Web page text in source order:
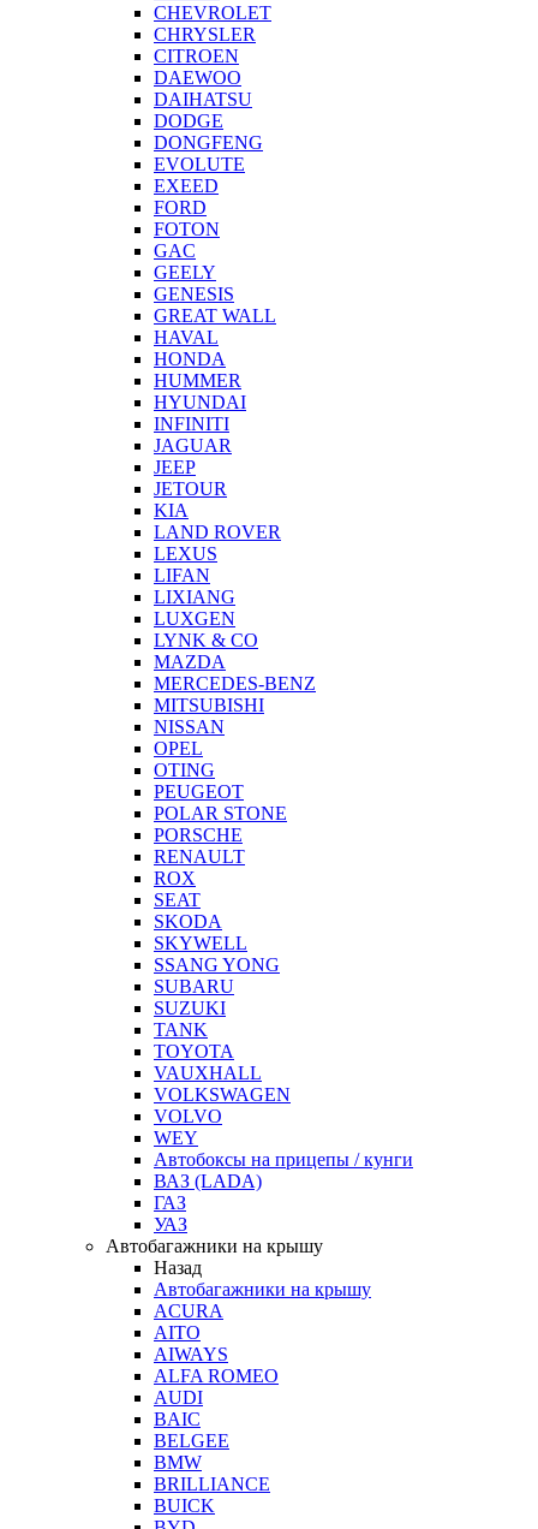
CHEVROLET
CHRYSLER
CITROEN
DAEWOO
DAIHATSU
DODGE
DONGFENG
EVOLUTE
EXEED
FORD
FOTON
GAC
GEELY
GENESIS
GREAT WALL
HAVAL
HONDA
HUMMER
HYUNDAI
INFINITI
JAGUAR
JEEP
JETOUR
KIA
LAND ROVER
LEXUS
LIFAN
LIXIANG
LUXGEN
LYNK & CO
MAZDA
MERCEDES-BENZ
MITSUBISHI
NISSAN
OPEL
OTING
PEUGEOT
POLAR STONE
PORSCHE
RENAULT
ROX
SEAT
SKODA
SKYWELL
SSANG YONG
SUBARU
SUZUKI
TANK
TOYOTA
VAUXHALL
VOLKSWAGEN
VOLVO
WEY
Автобоксы на прицепы / кунги
ВАЗ (LADA)
ГАЗ
УАЗ
Автобагажники на крышу
Назад
Автобагажники на крышу
ACURA
AITO
AIWAYS
ALFA ROMEO
AUDI
BAIC
BELGEE
BMW
BRILLIANCE
BUICK